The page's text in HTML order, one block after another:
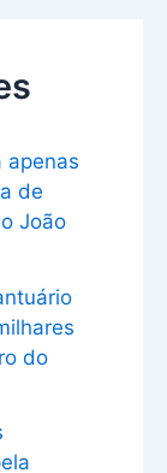
apenas
de
João
do